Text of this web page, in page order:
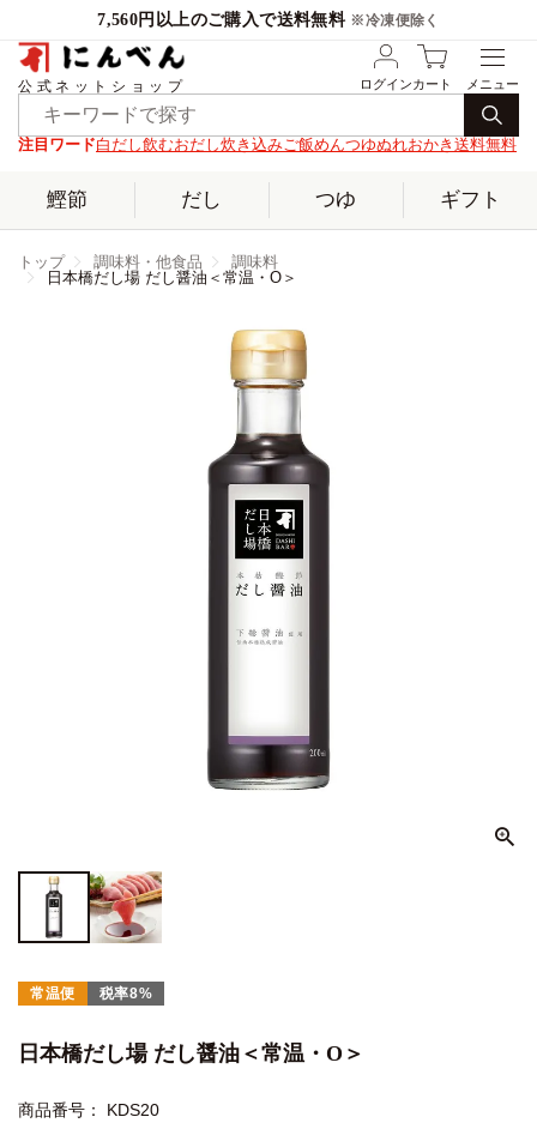
7,560円以上のご購入で送料無料 ※冷凍便除く
公式ネットショップ ログインカート
注目ワード白だし飲むおだし炊き込みご飯めんつゆぬれおかき 送料無料
鰹節 だし つゆ ギフト
トップ 調味料・他食品
調味料
日本橋だし場 だし醤油＜常温・O＞
常温便 税率8%
日本橋だし場 だし醤油＜常温・O＞
商品番号
KDS20